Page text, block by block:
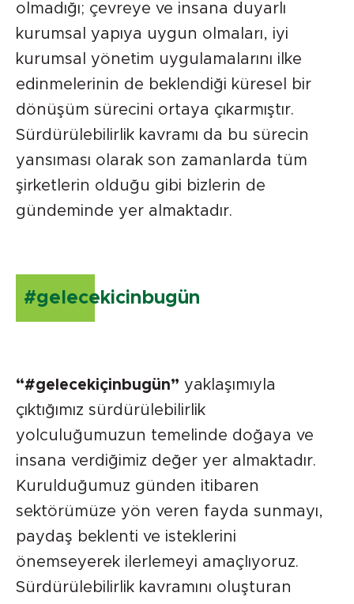
olmadığı; çevreye ve insana duyarlı
kurumsal yapıya uygun olmaları, iyi
kurumsal yönetim uygulamalarını ilke
edinmelerinin de beklendiği küresel bir
dönüşüm sürecini ortaya çıkarmıştır.
Sürdürülebilirlik kavramı da bu sürecin
yansıması olarak son zamanlarda tüm
şirketlerin olduğu gibi bizlerin de
gündeminde yer almaktadır.
#gelecekicinbugün
“#gelecekiçinbugün” yaklaşımıyla
çıktığımız sürdürülebilirlik
yolculuğumuzun temelinde doğaya ve
insana verdiğimiz değer yer almaktadır.
Kurulduğumuz günden itibaren
sektörümüze yön veren fayda sunmayı,
paydaş beklenti ve isteklerini
önemseyerek ilerlemeyi amaçlıyoruz.
Sürdürülebilirlik kavramını oluşturan